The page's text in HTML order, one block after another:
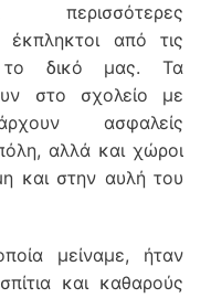
περισσότερες
έκπληκτοι από τις
δικό μας. Τα
στο σχολείο με
ασφαλείς
αλλά και χώροι
και στην αυλή του
μείναμε, ήταν
και καθαρούς